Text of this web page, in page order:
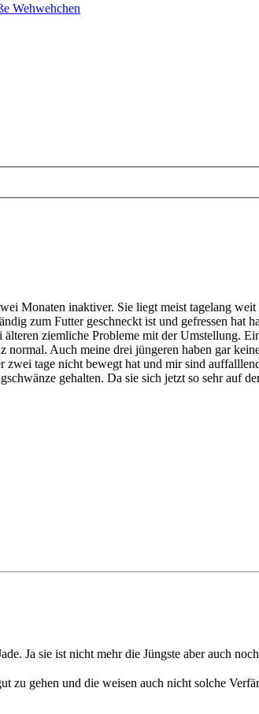
Wehwehchen
Monaten inaktiver. Sie liegt meist tagelang
zum Futter geschneckt ist und gefressen
ziemliche Probleme mit der Umstellung.
Auch meine drei jüngeren haben gar
tage nicht bewegt hat und mir sind
gehalten. Da sie sich jetzt so sehr auf
Ja sie ist nicht mehr die Jüngste aber auch
zu gehen und die weisen auch nicht solche